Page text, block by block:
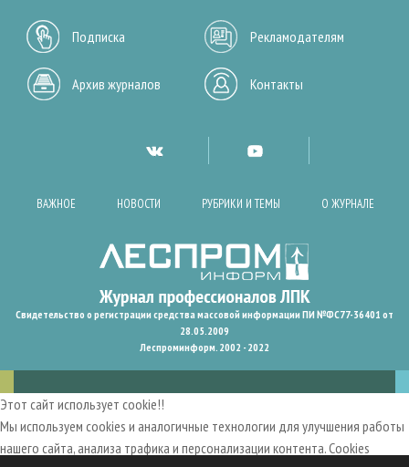
Подписка Рекламодателям
Архив журналов Контакты
ВАЖНОЕ НОВОСТИ РУБРИКИ И ТЕМЫ О ЖУРНАЛЕ
Свидетельство о регистрации средства массовой информации ПИ №ФС77-36401 от
28.05.2009
Леспроминформ. 2002 - 2022
Этот сайт использует cookie!!
Мы используем cookies и аналогичные технологии для улучшения работы
нашего сайта, анализа трафика и персонализации контента. Cookies